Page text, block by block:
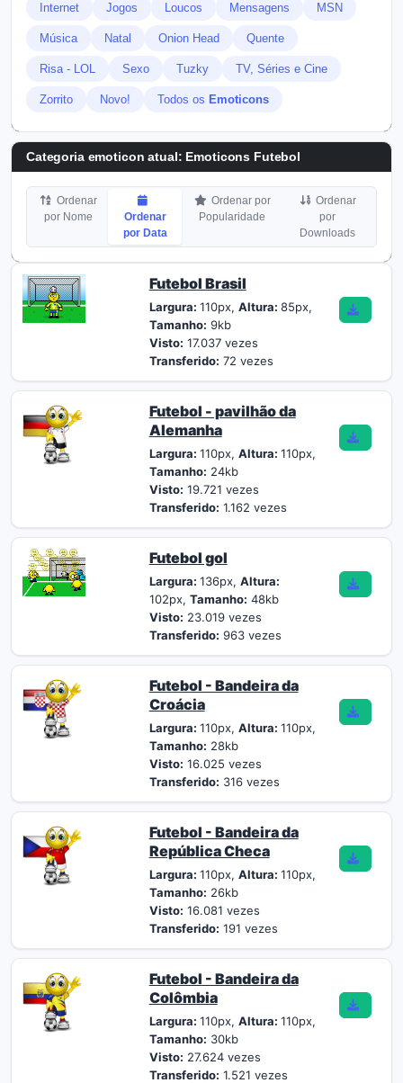
Internet Jogos Loucos Mensagens MSN
Música Natal Onion Head Quente
Risa - LOL Sexo Tuzky TV, Séries e Cine
Zorrito Novo! Todos os Emoticons
Categoria emoticon atual: Emoticons Futebol
Ordenar
por Nome
Ordenar
por Data
Ordenar por
Popularidade
Ordenar
por
Downloads
Futebol Brasil
Largura: 110px, Altura: 85px,
Tamanho: 9kb
Visto: 17.037 vezes
Transferido: 72 vezes
Futebol - pavilhão da
Alemanha
Largura: 110px, Altura: 110px,
Tamanho: 24kb
Visto: 19.721 vezes
Transferido: 1.162 vezes
Futebol gol
Largura: 136px, Altura:
102px, Tamanho: 48kb
Visto: 23.019 vezes
Transferido: 963 vezes
Futebol - Bandeira da
Croácia
Largura: 110px, Altura: 110px,
Tamanho: 28kb
Visto: 16.025 vezes
Transferido: 316 vezes
Futebol - Bandeira da
República Checa
Largura: 110px, Altura: 110px,
Tamanho: 26kb
Visto: 16.081 vezes
Transferido: 191 vezes
Futebol - Bandeira da
Colômbia
Largura: 110px, Altura: 110px,
Tamanho: 30kb
Visto: 27.624 vezes
Transferido: 1.521 vezes